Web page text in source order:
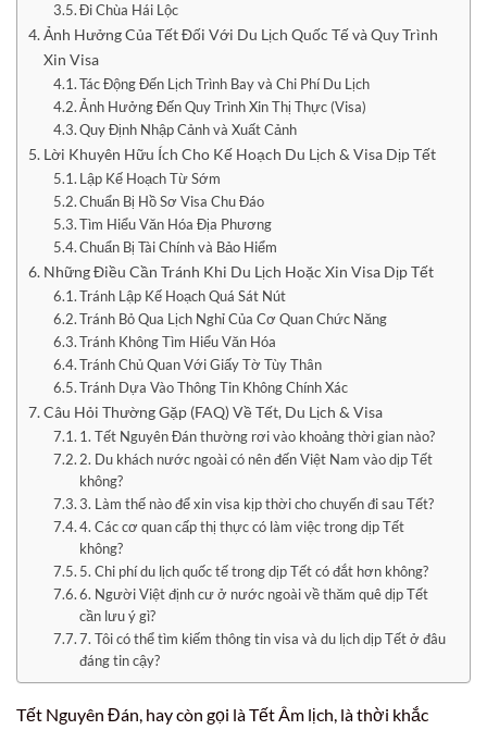
Đi Chùa Hái Lộc
Ảnh Hưởng Của Tết Đối Với Du Lịch Quốc Tế và Quy Trình
Xin Visa
Tác Động Đến Lịch Trình Bay và Chi Phí Du Lịch
Ảnh Hưởng Đến Quy Trình Xin Thị Thực (Visa)
Quy Định Nhập Cảnh và Xuất Cảnh
Lời Khuyên Hữu Ích Cho Kế Hoạch Du Lịch & Visa Dịp Tết
Lập Kế Hoạch Từ Sớm
Chuẩn Bị Hồ Sơ Visa Chu Đáo
Tìm Hiểu Văn Hóa Địa Phương
Chuẩn Bị Tài Chính và Bảo Hiểm
Những Điều Cần Tránh Khi Du Lịch Hoặc Xin Visa Dịp Tết
Tránh Lập Kế Hoạch Quá Sát Nút
Tránh Bỏ Qua Lịch Nghỉ Của Cơ Quan Chức Năng
Tránh Không Tìm Hiểu Văn Hóa
Tránh Chủ Quan Với Giấy Tờ Tùy Thân
Tránh Dựa Vào Thông Tin Không Chính Xác
Câu Hỏi Thường Gặp (FAQ) Về Tết, Du Lịch & Visa
1. Tết Nguyên Đán thường rơi vào khoảng thời gian nào?
2. Du khách nước ngoài có nên đến Việt Nam vào dịp Tết
không?
3. Làm thế nào để xin visa kịp thời cho chuyến đi sau Tết?
4. Các cơ quan cấp thị thực có làm việc trong dịp Tết
không?
5. Chi phí du lịch quốc tế trong dịp Tết có đắt hơn không?
6. Người Việt định cư ở nước ngoài về thăm quê dịp Tết
cần lưu ý gì?
7. Tôi có thể tìm kiếm thông tin visa và du lịch dịp Tết ở đâu
đáng tin cậy?
Tết Nguyên Đán, hay còn gọi là Tết Âm lịch, là thời khắc